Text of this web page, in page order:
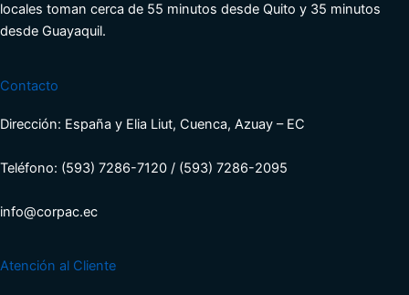
locales toman cerca de 55 minutos desde Quito y 35 minutos
desde Guayaquil.
Contacto
Dirección: España y Elia Liut, Cuenca, Azuay – EC
Teléfono: (593) 7286-7120 / (593) 7286-2095
info@corpac.ec
Atención al Cliente